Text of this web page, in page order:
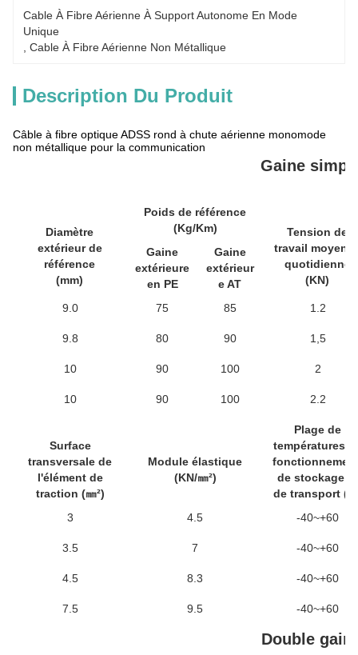
Cable À Fibre Aérienne À Support Autonome En Mode
Unique
Cable À Fibre Aérienne Non Métallique
Description Du Produit
Câble à fibre optique ADSS rond à chute aérienne monomode
non métallique pour la communication
Gaine
Diamètre
extérieur de
référence
(mm)
Poids de référence
(Kg/Km)
Tension de
travail
quotidienne
(KN)
Gaine
extérieure
en PE
Gaine
extérieur
e AT
9.0
75 85 1.2
9.8 80 90 1,5
10 90 100 2
10 90 100 2.2
Surface
transversale de
l'élément de
traction (㎜²)
Module élastique
(KN/㎜²)
Plage de
températures
de stockage et
de transport
3
4.5 -40~+60
3.5 7 -40~+60
4.5 8.3 -40~+60
7.5 9.5 -40~+60
Double